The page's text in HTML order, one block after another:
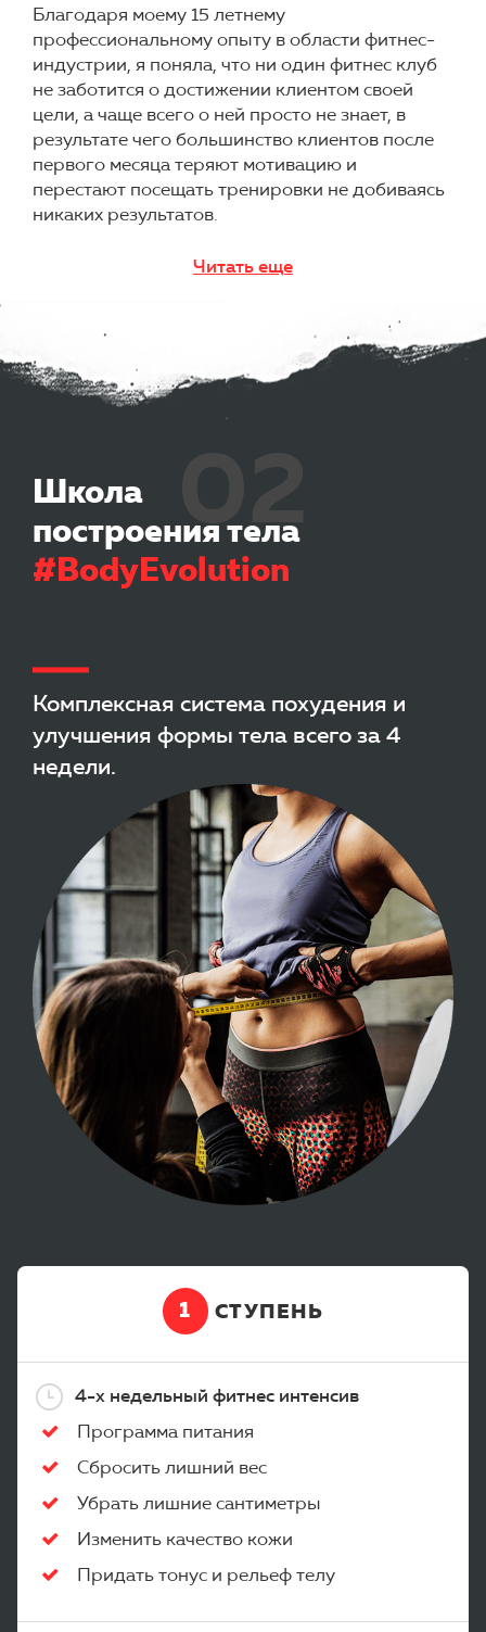
Благодаря моему 15 летнему
профессиональному опыту в области фитнес-
индустрии, я поняла, что ни один фитнес клуб
не заботится о достижении клиентом своей
цели, а чаще всего о ней просто не знает, в
результате чего большинство клиентов после
первого месяца теряют мотивацию и
перестают посещать тренировки не добиваясь
никаких результатов.
Читать еще
Школа
построения тела
#BodyEvolution
Комплексная система похудения и
улучшения формы тела всего за 4
недели.
1 СТУПЕНЬ
4-х недельный фитнес интенсив
Программа питания
Сбросить лишний вес
Убрать лишние сантиметры
Изменить качество кожи
Придать тонус и рельеф телу